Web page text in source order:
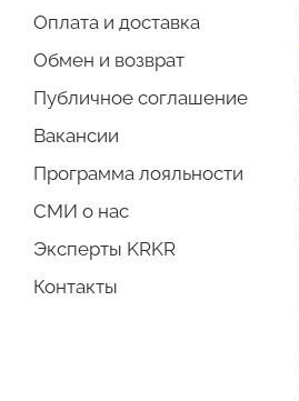
Оплата и доставка
Обмен и возврат
Публичное соглашение
Вакансии
Программа лояльности
СМИ о нас
Эксперты KRKR
Контакты